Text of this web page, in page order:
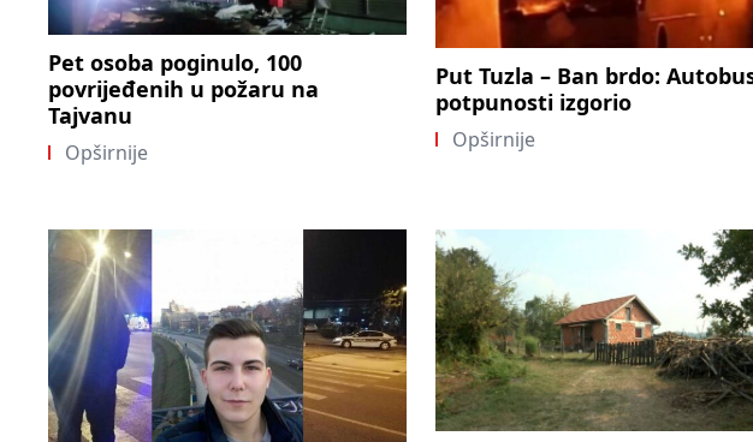
Pet osoba poginulo, 100
povrijeđenih u požaru na
Tajvanu
Opširnije
Put Tuzla – Ban brdo:
potpunosti izgorio
Opširnije